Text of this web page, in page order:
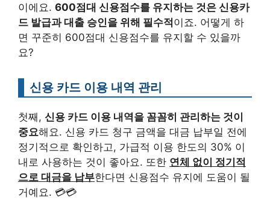
이에요. 600점대 신용점수를 유지하는 것은 신용카
드 발급과 대출 승인을 위해 필수적이죠. 어떻게 하
면 꾸준히 600점대 신용점수를 유지할 수 있을까
요?
신용 카드 이용 내역 관리
첫째, 신용 카드 이용 내역을 꼼꼼히 관리하는 것이
중요해요. 신용 카드 청구 금액을 대금 납부일 전에
정기적으로 확인하고, 가급적 이용 한도의 30% 이
내로 사용하는 것이 좋아요. 또한 연체 없이 정기적
으로 대금을 납부한다면 신용점수 유지에 도움이 될
거예요. 💳💳